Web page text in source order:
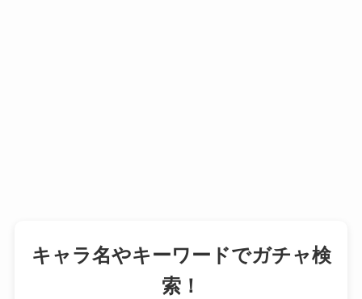
キャラ名やキーワードでガチャ検
索！